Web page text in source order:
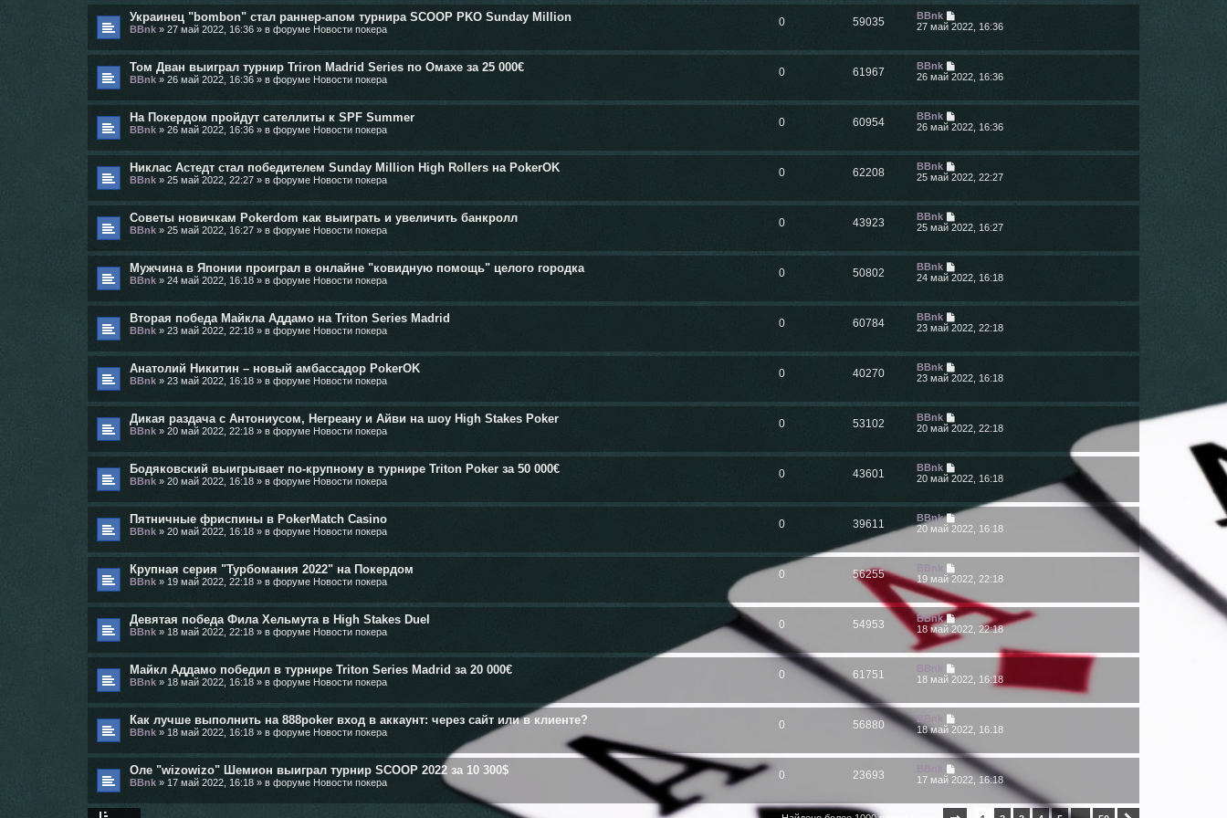
Украинец "bombon" стал раннер-апом турнира SCOOP PKO Sunday Million
BBnk » 27 май 2022, 16:36 » в форуме Новости покера
0 59035
BBnk
27 май 2022, 16:36
Том Дван выиграл турнир Triron Madrid Series по Омахе за 25 000€
BBnk » 26 май 2022, 16:36 » в форуме Новости покера
0 61967
BBnk
26 май 2022, 16:36
На Покердом пройдут сателлиты к SPF Summer
BBnk » 26 май 2022, 16:36 » в форуме Новости покера
0 60954
BBnk
26 май 2022, 16:36
Никлас Астедт стал победителем Sunday Million High Rollers на PokerOK
BBnk » 25 май 2022, 22:27 » в форуме Новости покера
0 62208
BBnk
25 май 2022, 22:27
Советы новичкам Pokerdom как выиграть и увеличить банкролл
BBnk » 25 май 2022, 16:27 » в форуме Новости покера
0 43923
BBnk
25 май 2022, 16:27
Мужчина в Японии проиграл в онлайне "ковидную помощь" целого городка
BBnk » 24 май 2022, 16:18 » в форуме Новости покера
0 50802
BBnk
24 май 2022, 16:18
Вторая победа Майкла Аддамо на Triton Series Madrid
BBnk » 23 май 2022, 22:18 » в форуме Новости покера
0 60784
BBnk
23 май 2022, 22:18
Анатолий Никитин – новый амбассадор PokerOK
BBnk » 23 май 2022, 16:18 » в форуме Новости покера
0 40270
BBnk
23 май 2022, 16:18
Дикая раздача с Антониусом, Негреану и Айви на шоу High Stakes Poker
BBnk » 20 май 2022, 22:18 » в форуме Новости покера
0 53102
BBnk
20 май 2022, 22:18
Бодяковский выигрывает по-крупному в турнире Triton Poker за 50 000€
BBnk » 20 май 2022, 16:18 » в форуме Новости покера
0 43601
BBnk
20 май 2022, 16:18
Пятничные фриспины в PokerMatch Casino
BBnk » 20 май 2022, 16:18 » в форуме Новости покера
0 39611
BBnk
20 май 2022, 16:18
Крупная серия "Турбомания 2022" на Покердом
BBnk » 19 май 2022, 22:18 » в форуме Новости покера
0 56255
19 май 2022, 22:18
Девятая победа Фила Хельмута в High Stakes Duel
BBnk » 18 май 2022, 22:18 » в форуме Новости покера
0 54953
BBnk
18 май 2022, 22:18
Майкл Аддамо победил в турнире Triton Series Madrid за 20 000€
BBnk » 18 май 2022, 16:18 » в форуме Новости покера
0 61751
18 май 2022, 16:18
Как лучше выполнить на 888poker вход в аккаунт: через сайт или в клиенте?
BBnk » 18 май 2022, 16:18 » в форуме Новости покера
0 56880
BBnk
18 май 2022, 16:18
Оле "wizowizo" Шемион выиграл турнир SCOOP 2022 за 10 300$
BBnk » 17 май 2022, 16:18 » в форуме Новости покера
0 23693
17 май 2022, 16:18